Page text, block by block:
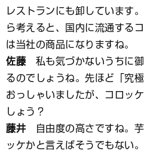
レストランにも卸しています
ら考えると、国内に流通する
は当社の商品になりますね。
佐藤私も気づかないうちに御
るのでしょうね。先ほど「究
おっしゃいましたが、コロッ
しょう？
藤井自由度の高さですね。芋
ッケかと言えばそうでもない